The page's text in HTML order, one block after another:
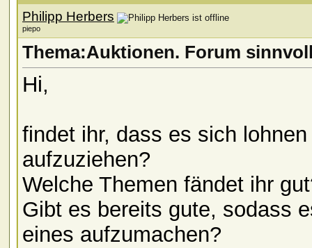
Philipp Herbers
piepo
Thema:Auktionen. Forum
Hi,
findet ihr, dass es sich
aufzuziehen?
Welche Themen fändet ihr
Gibt es bereits gute, sodass
eines aufzumachen?